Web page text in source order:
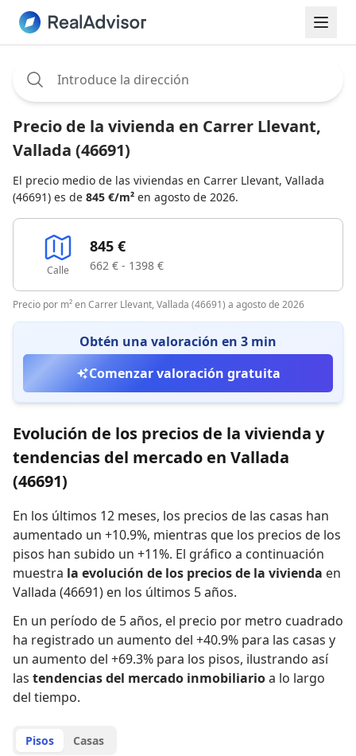
Precio de la vivienda en Carrer Llevant,
Vallada (46691)
El precio medio de las viviendas en Carrer Llevant, Vallada
(46691) es de 845 €/m² en agosto de 2026.
Calle
845 €
662 € - 1398 €
Precio por m² en Carrer Llevant, Vallada (46691) a agosto de 2026
Obtén una valoración en 3 min
Comenzar valoración gratuita
Evolución de los precios de la vivienda y
tendencias del mercado en Vallada
(46691)
En los últimos 12 meses, los precios de las casas han
aumentado un +10.9%, mientras que los precios de los
pisos han subido un +11%. El gráfico a continuación
muestra la evolución de los precios de la vivienda en
Vallada (46691) en los últimos 5 años.
En un período de 5 años, el precio por metro cuadrado
ha registrado un aumento del +40.9% para las casas y
un aumento del +69.3% para los pisos, ilustrando así
las tendencias del mercado inmobiliarioa lo largo
del tiempo.
Pisos Casas